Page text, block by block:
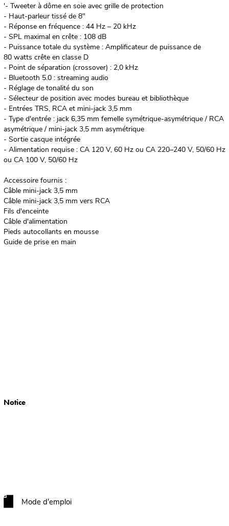
'- Tweeter à dôme en soie avec grille de protection
- Haut-parleur tissé de 8"
- Réponse en fréquence : 44 Hz – 20 kHz
- SPL maximal en crête : 108 dB
- Puissance totale du système : Amplificateur de puissance de
80 watts crête en classe D
- Point de séparation (crossover) : 2,0 kHz
- Bluetooth 5.0 : streaming audio
- Réglage de tonalité du son
- Sélecteur de position avec modes bureau et bibliothèque
- Entrées TRS, RCA et mini-jack 3,5 mm
- Type d'entrée : jack 6,35 mm femelle symétrique-asymétrique / RCA
asymétrique / mini-jack 3,5 mm asymétrique
- Sortie casque intégrée
- Alimentation requise : CA 120 V, 60 Hz ou CA 220–240 V, 50/60 Hz
ou CA 100 V, 50/60 Hz
Accessoire fournis :
Câble mini-jack 3,5 mm
Câble mini-jack 3,5 mm vers RCA
Fils d'enceinte
Câble d'alimentation
Pieds autocollants en mousse
Guide de prise en main
Notice
Mode d'emploi